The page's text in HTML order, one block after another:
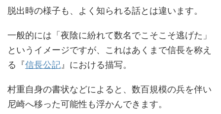
脱出時の様子も、よく知られる話とは違います。
一般的には「夜陰に紛れて数名でこそこそ逃げた」
というイメージですが、これはあくまで信長を称え
る『信長公記 』における描写。
村重自身の書状などによると、数百規模の兵を伴い
尼崎へ移った可能性も浮かんできます。